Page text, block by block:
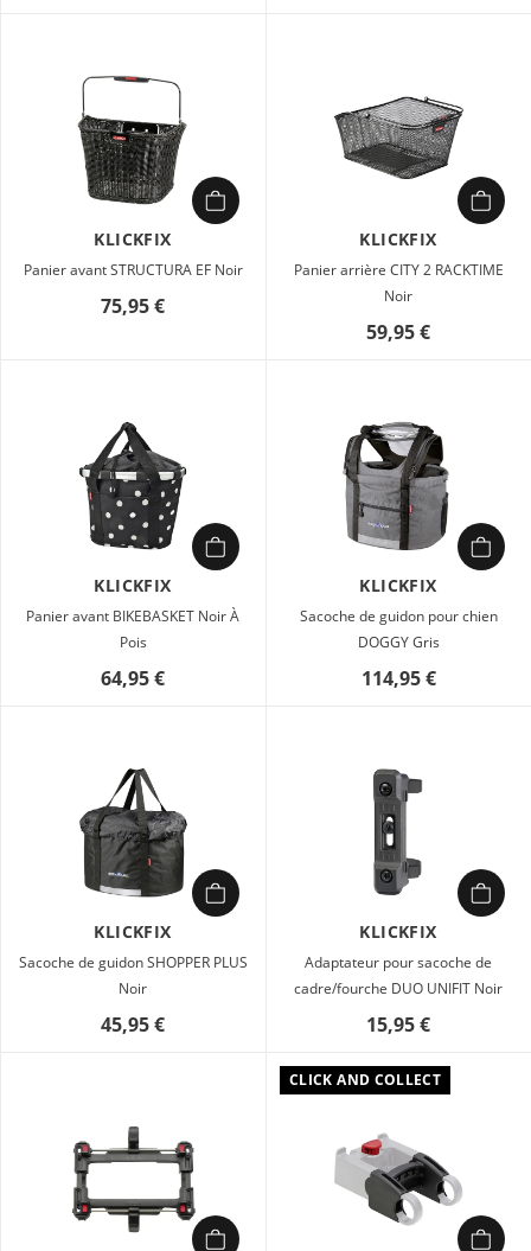
KLICKFIX
Panier avant STRUCTURA EF Noir
75,95 €
KLICKFIX
Panier arrière CITY 2 RACKTIME
Noir
59,95 €
KLICKFIX
Panier avant BIKEBASKET Noir À
Pois
64,95 €
KLICKFIX
Sacoche de guidon pour chien
DOGGY Gris
114,95 €
KLICKFIX
Sacoche de guidon SHOPPER PLUS
Noir
45,95 €
KLICKFIX
Adaptateur pour sacoche de
cadre/fourche DUO UNIFIT Noir
15,95 €
CLICK AND COLLECT